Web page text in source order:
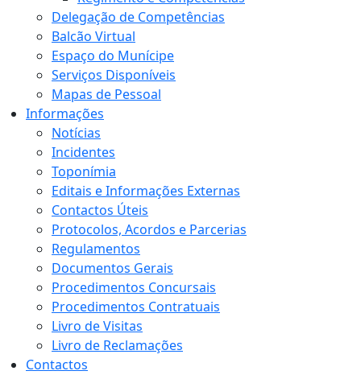
Delegação de Competências
Balcão Virtual
Espaço do Munícipe
Serviços Disponíveis
Mapas de Pessoal
Informações
Notícias
Incidentes
Toponímia
Editais e Informações Externas
Contactos Úteis
Protocolos, Acordos e Parcerias
Regulamentos
Documentos Gerais
Procedimentos Concursais
Procedimentos Contratuais
Livro de Visitas
Livro de Reclamações
Contactos